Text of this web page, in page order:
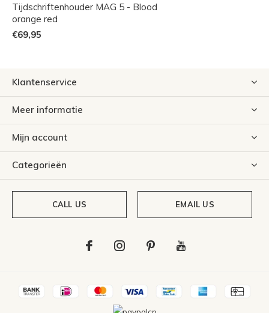
Tijdschriftenhouder MAG 5 - Blood
orange red
€69,95
Klantenservice
Meer informatie
Mijn account
Categorieën
CALL US EMAIL US